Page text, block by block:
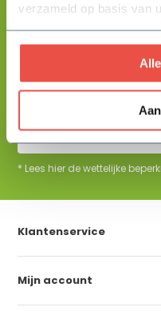
verzameld op basis van
De beste
ontvangen?
* Lees hier de wettelijke
Klantenservice
Mijn account